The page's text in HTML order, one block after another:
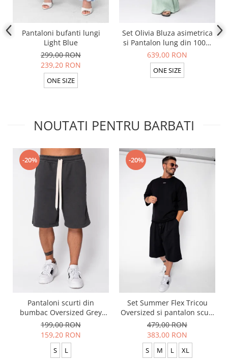
Pantaloni bufanti lungi
Light Blue
299,00 RON
239,20 RON
ONE SIZE
Set Olivia Bluza asimetrica
si Pantalon lung din 100%
in Light Olive
639,00 RON
ONE SIZE
NOUTATI PENTRU BARBATI
-20%
Pantaloni scurti din
bumbac Oversized Grey
Anthracite
199,00 RON
159,20 RON
S L
-20%
Set Summer Flex Tricou
Oversized si pantalon scurt
Baggy Black
479,00 RON
383,00 RON
S M L XL